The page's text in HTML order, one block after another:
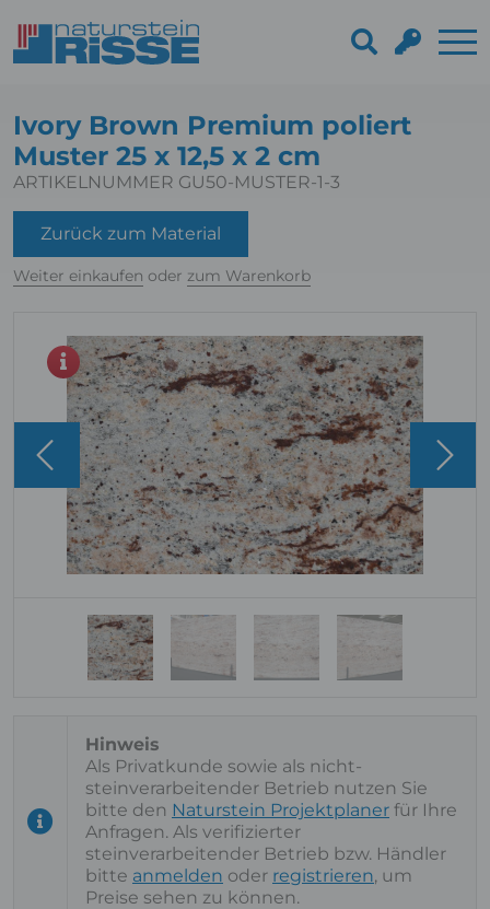
Ivory Brown Premium poliert
Muster 25 x 12,5 x 2 cm
ARTIKELNUMMER GU50-MUSTER-1-3
Zurück zum Material
Weiter einkaufen oder zum Warenkorb
Als Privatkunde sowie als nicht-
steinverarbeitender Betrieb nutzen Sie
bitte den Naturstein Projektplaner für Ihre
Anfragen. Als verifizierter
steinverarbeitender Betrieb bzw. Händler
bitte anmelden oder registrieren, um
Preise sehen zu können.